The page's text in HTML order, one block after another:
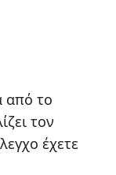
από το
τον
έχετε